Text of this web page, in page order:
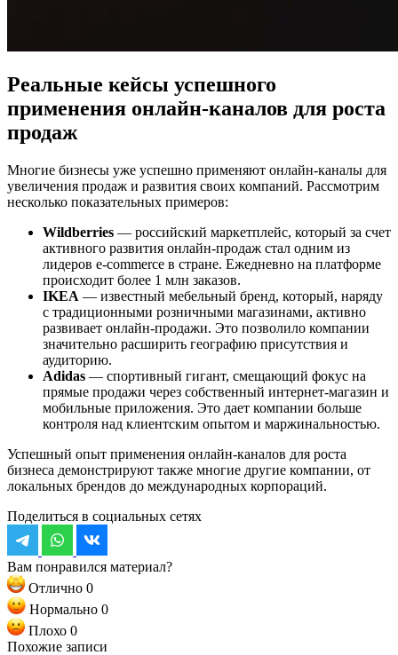
Реальные кейсы успешного
применения онлайн-каналов для роста
продаж
Многие бизнесы уже успешно применяют онлайн-каналы для
увеличения продаж и развития своих компаний. Рассмотрим
несколько показательных примеров:
Wildberries — российский маркетплейс, который за счет
активного развития онлайн-продаж стал одним из
лидеров e-commerce в стране. Ежедневно на платформе
происходит более 1 млн заказов.
IKEA — известный мебельный бренд, который, наряду
с традиционными розничными магазинами, активно
развивает онлайн-продажи. Это позволило компании
значительно расширить географию присутствия и
аудиторию.
Adidas — спортивный гигант, смещающий фокус на
прямые продажи через собственный интернет-магазин и
мобильные приложения. Это дает компании больше
контроля над клиентским опытом и маржинальностью.
Успешный опыт применения онлайн-каналов для роста
бизнеса демонстрируют также многие другие компании, от
локальных брендов до международных корпораций.
Поделиться в социальных сетях
Вам понравился материал?
Отлично 0
Нормально 0
Плохо 0
Похожие записи